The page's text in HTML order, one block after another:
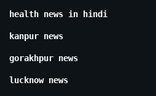
health news in hindi
kanpur news
gorakhpur news
lucknow news